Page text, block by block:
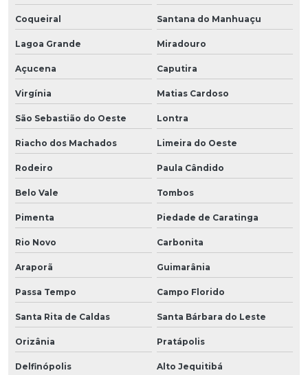
Coqueiral Santana do Manhuaçu
Lagoa Grande Miradouro
Açucena Caputira
Virgínia Matias Cardoso
São Sebastião do Oeste Lontra
Riacho dos Machados Limeira do Oeste
Rodeiro Paula Cândido
Belo Vale Tombos
Pimenta Piedade de Caratinga
Rio Novo Carbonita
Araporã Guimarânia
Passa Tempo Campo Florido
Santa Rita de Caldas Santa Bárbara do Leste
Orizânia Pratápolis
Delfinópolis Alto Jequitibá